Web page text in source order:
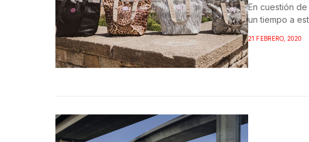
En cuestión
un tiempo a
21 FEBRERO, 2020